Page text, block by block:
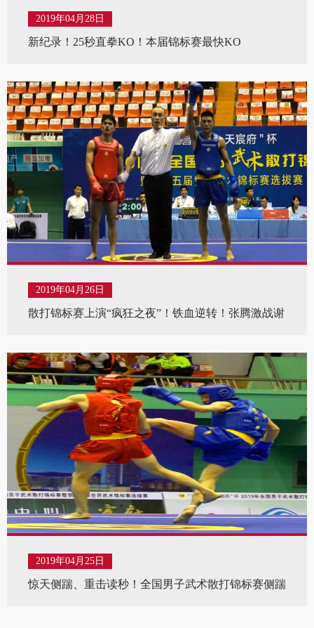
2019年04月28日
新纪录！25秒直拳KO！本届锦标赛最快KO
2019年04月26日
散打锦标赛上演“疯狂之夜”！铁血逆转！张腾激战谢
2019年04月25日
惊天侧踹、重击读秒！全国男子武术散打锦标赛侧踹